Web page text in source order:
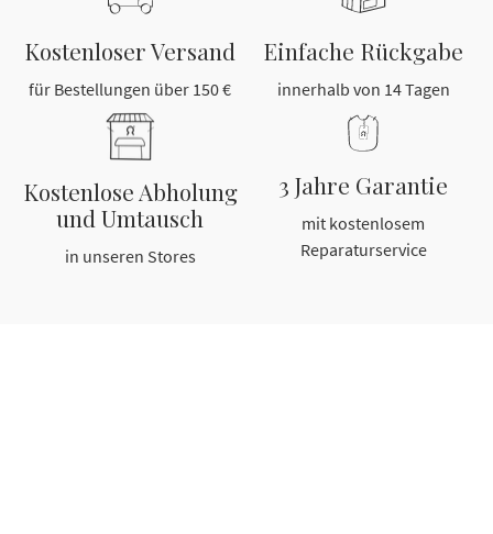
Kostenloser Versand
für Bestellungen über 150 €
Einfache Rückgabe
innerhalb von 14 Tagen
Kostenlose Abholung
und Umtausch
in unseren Stores
3 Jahre Garantie
mit kostenlosem
Reparaturservice